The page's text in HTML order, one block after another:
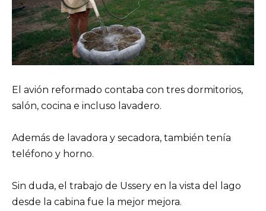
El avión reformado contaba con tres dormitorios,
salón, cocina e incluso lavadero.
Además de lavadora y secadora, también tenía
teléfono y horno.
Sin duda, el trabajo de Ussery en la vista del lago
desde la cabina fue la mejor mejora.